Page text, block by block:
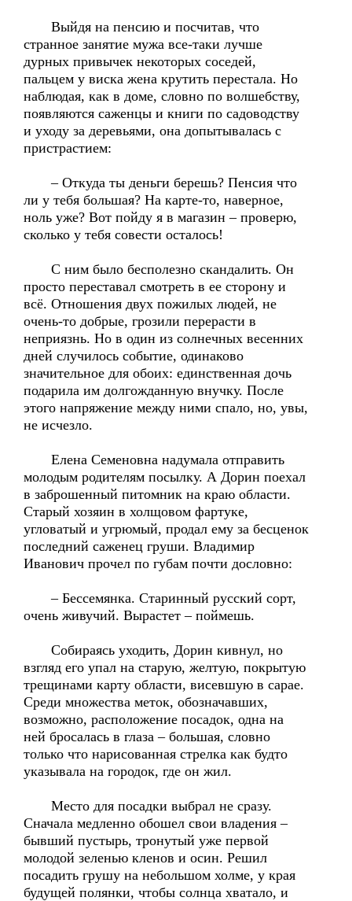
Выйдя на пенсию и посчитав, что
странное занятие мужа все-таки лучше
дурных привычек некоторых соседей,
пальцем у виска жена крутить перестала. Но
наблюдая, как в доме, словно по волшебству,
появляются саженцы и книги по садоводству
и уходу за деревьями, она допытывалась с
пристрастием:
– Откуда ты деньги берешь? Пенсия что
ли у тебя большая? На карте-то, наверное,
ноль уже? Вот пойду я в магазин – проверю,
сколько у тебя совести осталось!
С ним было бесполезно скандалить. Он
просто переставал смотреть в ее сторону и
всё. Отношения двух пожилых людей, не
очень-то добрые, грозили перерасти в
неприязнь. Но в один из солнечных весенних
дней случилось событие, одинаково
значительное для обоих: единственная дочь
подарила им долгожданную внучку. После
этого напряжение между ними спало, но, увы,
не исчезло.
Елена Семеновна надумала отправить
молодым родителям посылку. А Дорин поехал
в заброшенный питомник на краю области.
Старый хозяин в холщовом фартуке,
угловатый и угрюмый, продал ему за бесценок
последний саженец груши. Владимир
Иванович прочел по губам почти дословно:
– Бессемянка. Старинный русский сорт,
очень живучий. Вырастет – поймешь.
Собираясь уходить, Дорин кивнул, но
взгляд его упал на старую, желтую, покрытую
трещинами карту области, висевшую в сарае.
Среди множества меток, обозначавших,
возможно, расположение посадок, одна на
ней бросалась в глаза – большая, словно
только что нарисованная стрелка как будто
указывала на городок, где он жил.
Место для посадки выбрал не сразу.
Сначала медленно обошел свои владения –
бывший пустырь, тронутый уже первой
молодой зеленью кленов и осин. Решил
посадить грушу на небольшом холме, у края
будущей полянки, чтобы солнца хватало, и